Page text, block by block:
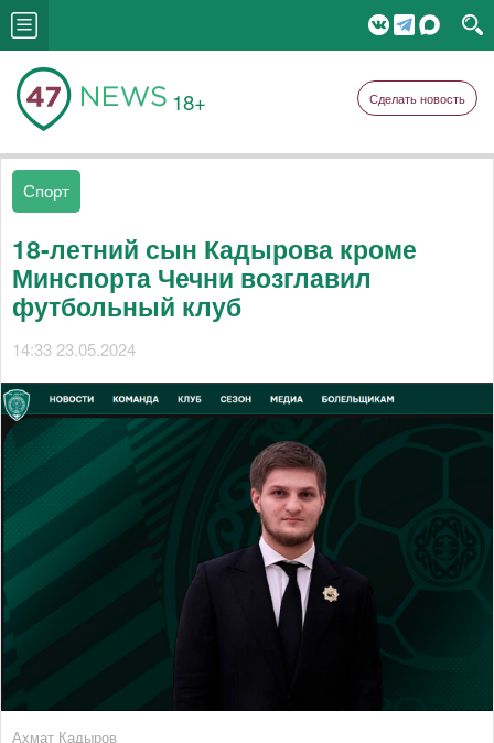
18+ Сделать новость
Спорт
18-летний сын Кадырова кроме
Минспорта Чечни возглавил
футбольный клуб
14:33 23.05.2024
Ахмат Кадыров